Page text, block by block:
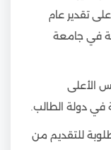
تقدير عام
في جامعة
الأعلى
في دولة الطالب.
للتقديم من